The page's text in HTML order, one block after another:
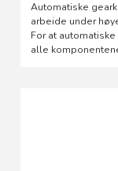
Automatiske
arbeide under
For at
alle